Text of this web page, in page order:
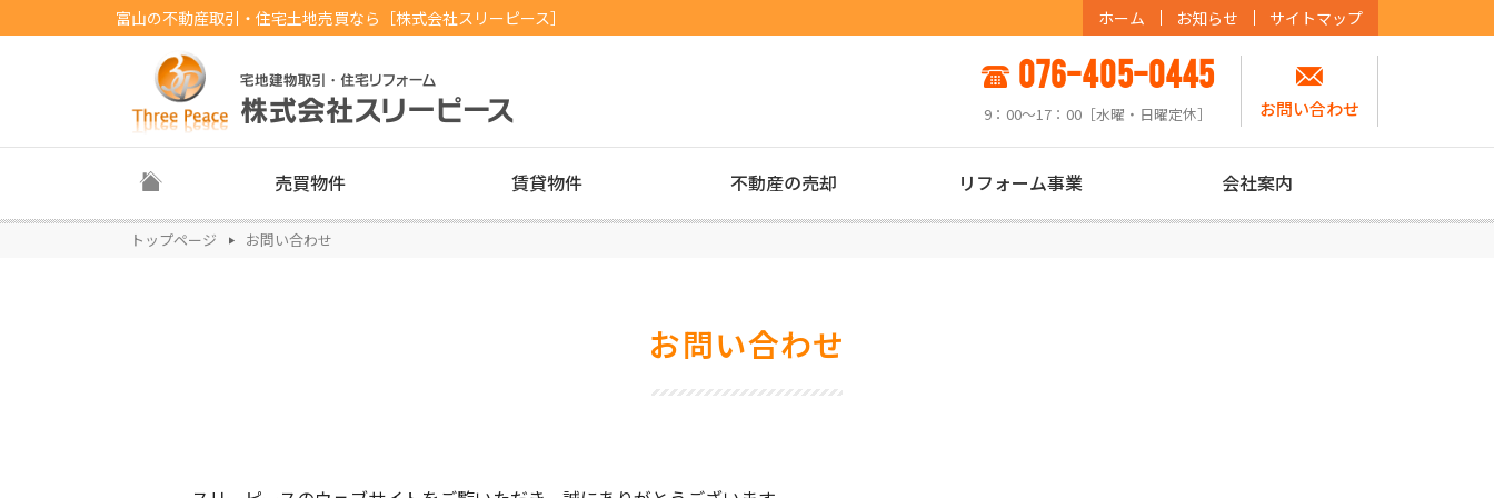
富山の不動産取引・住宅土地売買なら［株式会社スリーピース］ ホーム お知らせ サイトマップ
076-405-0445
9：00〜17：00［水曜・日曜定休］ お問い合わせ
売買物件 賃貸物件 不動産の売却 リフォーム事業 会社案内
トップページ お問い合わせ
お問い合わせ